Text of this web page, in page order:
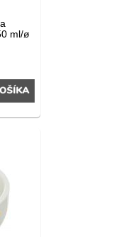
ml/ø